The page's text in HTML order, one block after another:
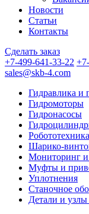
Новости
Статьи
Контакты
Сделать заказ
+7-499-641-33-22
sales@skb-4.com
Гидравлика и
Гидромоторы
Гидронасосы
Робототехника
Шарико-
Мониторинг и
Муфты и
Уплотнения
Станочное
Детали и